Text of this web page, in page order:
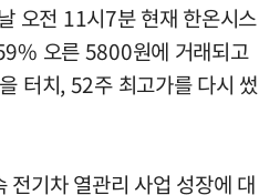
오전 11시7분 현재 한온시스
오른 5800원에 거래되고
터치, 52주 최고가를 다시 썼
전기차 열관리 사업 성장에 대